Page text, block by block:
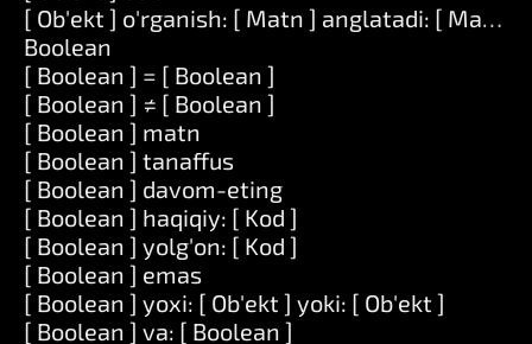
[ Ob'ekt ] o'rganish: [ Matn ] anglatadi: [ Matn ]
Boolean
[ Boolean ] = [ Boolean ]
[ Boolean ] ≠ [ Boolean ]
[ Boolean ] matn
[ Boolean ] tanaffus
[ Boolean ] davom-eting
[ Boolean ] haqiqiy: [ Kod ]
[ Boolean ] yolg'on: [ Kod ]
[ Boolean ] emas
[ Boolean ] yoxi: [ Ob'ekt ] yoki: [ Ob'ekt ]
[ Boolean ] va: [ Boolean ]